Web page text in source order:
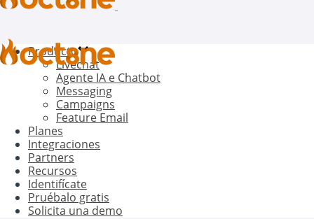
Producto
Livechat
Agente IA e Chatbot
Messaging
Campaigns
Feature Email
Planes
Integraciones
Partners
Recursos
Identifícate
Pruébalo gratis
Solicita una demo